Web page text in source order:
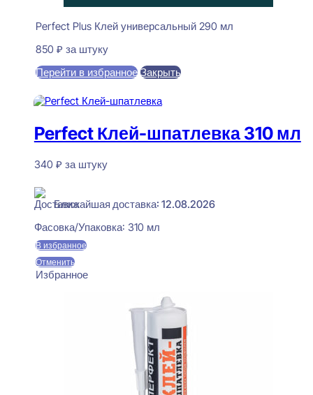
Perfect Plus Клей универсальный 290 мл
850 ₽ за штуку
Перейти в избранное Закрыть
Perfect Клей-шпатлевка 310 мл
340 ₽ за штуку
Ближайшая доставка: 12.08.2026
Фасовка/Упаковка: 310 мл
В избранное
Отменить
Избранное